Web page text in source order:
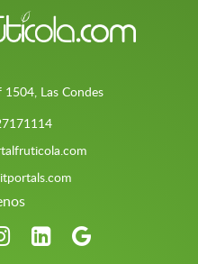
Las Condes